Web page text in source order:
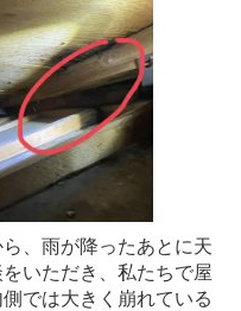
、雨が降ったあとに天
いただき、私たちで屋
では大きく崩れている